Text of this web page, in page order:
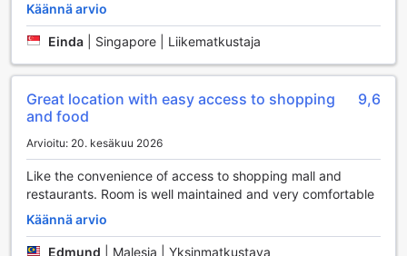
HARRIS Hotel & Conventions Kelapa Gading tarjoaa
vierailleen erinomaisia käytännön palveluja, jotka tekevät
oleskelusta vaivattoman ja miellyttävän. Hotellin 24 tunnin
huonepalvelu takaa, että voit nauttia herkullisista aterioista
hotellin pesulapalvelut, mukaan lukien kuivapesu,
varmistavat, että vaatteesi pysyvät aina siisteinä ja
raikkaina. Luggage storage -palvelu antaa sinulle
mahdollisuuden tutustua Jakartaan huolettomasti ilman
ylimääräistä painoa, kun taas päivittäinen siivous pitää
huoneesi aina siistinä ja viihtyisänä.
Hotellissa on myös turvalliset tallelokerot, jotka tarjoavat
palvelu on valmis auttamaan sinua kaikissa tarpeissasi,
Käännä arvio
Einda Singapore | Liikematkustaja
Great location with easy access to shopping
and food
9,6
Arvioitu: 20. kesäkuu 2026
Like the convenience of access to shopping mall and
restaurants. Room is well maintained and very comfortable
Käännä arvio
Edmund Malesia | Yksinmatkustava